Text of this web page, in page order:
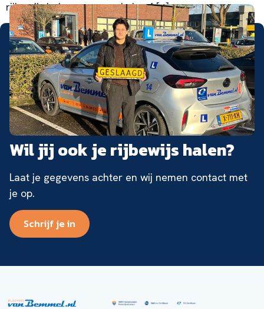
rijbewijs halen en vraag je je af […]
Wil jij ook je rijbewijs halen?
Laat je gegevens achter en wij nemen contact met
je op.
Schrijf je in